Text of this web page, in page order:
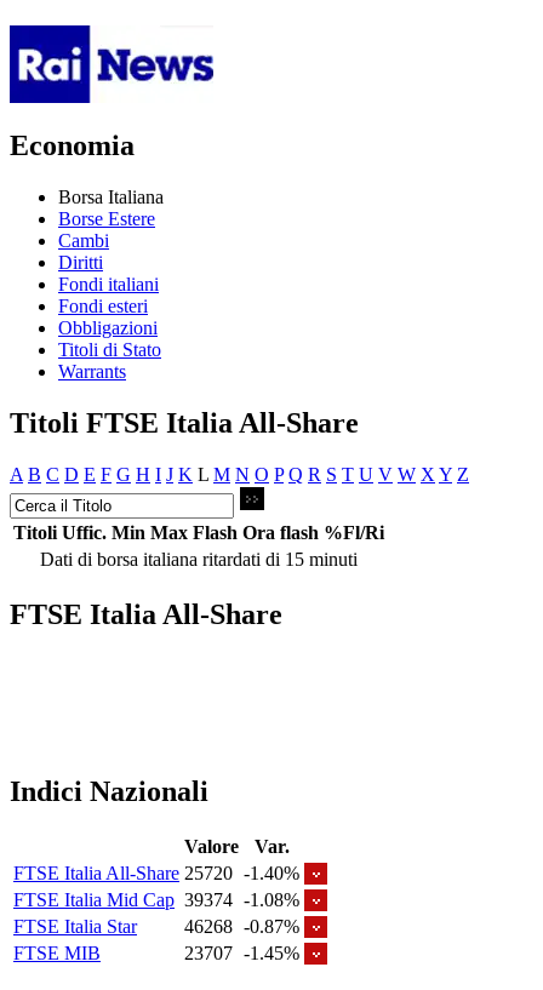
Economia
Borsa Italiana
Borse Estere
Cambi
Diritti
Fondi italiani
Fondi esteri
Obbligazioni
Titoli di Stato
Warrants
Titoli FTSE Italia All-Share
A B C D E F G H I J K L M N O P Q R S T U V W X Y Z
Titoli Uffic. Min Max Flash Ora flash %Fl/Ri
Dati di borsa italiana ritardati di 15 minuti
FTSE Italia All-Share
Indici Nazionali
Valore
Var.
FTSE Italia All-Share 25720 -1.40%
FTSE Italia Mid Cap 39374 -1.08%
FTSE Italia Star
46268 -0.87%
FTSE MIB
23707 -1.45%